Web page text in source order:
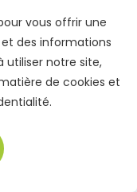
vous offrir une
des informations
utiliser notre site,
de cookies et